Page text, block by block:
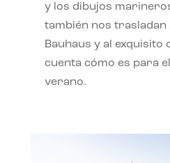
y los dibujos
también nos trasladan
Bauhaus y al exquisito
cuenta cómo es para
verano.